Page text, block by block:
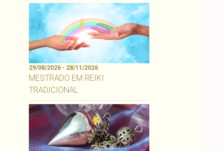
29/08/2026 - 28/11/2026
MESTRADO EM REIKI
TRADICIONAL